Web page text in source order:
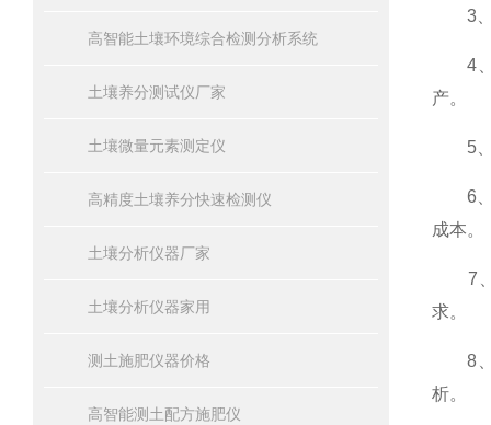
高智能土壤环境综合检测分析系统
土壤养分测试仪厂家
土壤微量元素测定仪
高精度土壤养分快速检测仪
土壤分析仪器厂家
土壤分析仪器家用
测土施肥仪器价格
高智能测土配方施肥仪
3、安
4、
产。
5、
6、
成本。
7、
求。
8、
析。